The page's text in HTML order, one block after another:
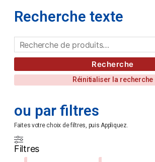
Recherche texte
Recherche
Réinitialiser la recherche
ou par filtres
Faites votre choix de filtres, puis Appliquez.
Filtres